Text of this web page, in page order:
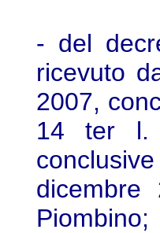
- del
ricevuto
2007,
14 ter l.
Piombino;